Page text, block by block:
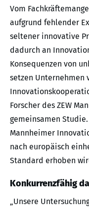
Vom
aufgrund fehlender
seltener innovative
dadurch an
Konsequenzen von
setzen Unternehmen
Forscher des ZEW
gemeinsamen
Mannheimer
nach europäisch
Standard erhoben
Konkurrenzfähig
„Unsere